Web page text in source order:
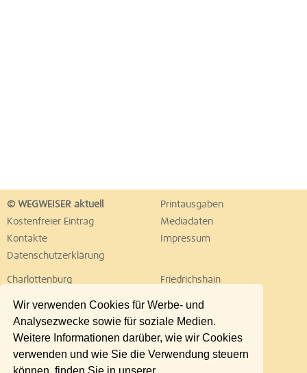
Wir verwenden Cookies für Werbe- und
Analysezwecke sowie für soziale Medien.
Weitere Informationen darüber, wie wir Cookies
verwenden und wie Sie die Verwendung steuern
können, finden Sie in unserer
© WEGWEISER aktuell
Printausgaben
Kostenfreier Eintrag
Mediadaten
Kontakte
Impressum
Datenschutzerklärung
Charlottenburg
Friedrichshain
Lichtenberg
Marzahn
Neukölln
Pankow